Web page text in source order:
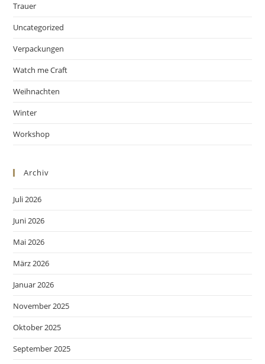
Trauer
Uncategorized
Verpackungen
Watch me Craft
Weihnachten
Winter
Workshop
Archiv
Juli 2026
Juni 2026
Mai 2026
März 2026
Januar 2026
November 2025
Oktober 2025
September 2025